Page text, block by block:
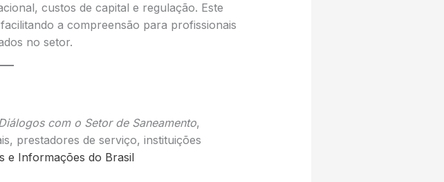
custos de capital e regulação. Este
a compreensão para profissionais
no setor.
com o Setor de Saneamento,
prestadores de serviço, instituições
e Informações do Brasil